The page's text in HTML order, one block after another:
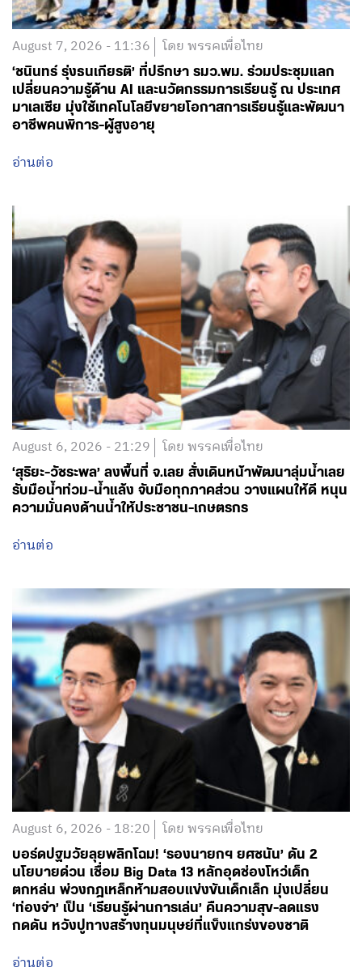
August 7, 2026 - 11:36 โดย พรรคเพื่อไทย
‘ชนินทร์ รุ่งธนเกียรติ’ ที่ปรึกษา รมว.พม. ร่วมประชุมแลก
เปลี่ยนความรู้ด้าน AI และนวัตกรรมการเรียนรู้ ณ ประเทศ
มาเลเซีย มุ่งใช้เทคโนโลยีขยายโอกาสการเรียนรู้และพัฒนา
อาชีพคนพิการ-ผู้สูงอายุ
อ่านต่อ
August 6, 2026 - 21:29 โดย พรรคเพื่อไทย
‘สุริยะ-วัชระพล’ ลงพื้นที่ จ.เลย สั่งเดินหน้าพัฒนาลุ่มน้ำเลย
รับมือน้ำท่วม-น้ำแล้ง จับมือทุกภาคส่วน วางแผนให้ดี หนุน
ความมั่นคงด้านน้ำให้ประชาชน-เกษตรกร
อ่านต่อ
August 6, 2026 - 18:20 โดย พรรคเพื่อไทย
บอร์ดปฐมวัยลุยพลิกโฉม! ‘รองนายกฯ ยศชนัน’ ดัน 2
นโยบายด่วน เชื่อม Big Data 13 หลักอุดช่องโหว่เด็ก
ตกหล่น พ่วงกฎเหล็กห้ามสอบแข่งขันเด็กเล็ก มุ่งเปลี่ยน
‘ท่องจำ’ เป็น ‘เรียนรู้ผ่านการเล่น’ คืนความสุข-ลดแรง
กดดัน หวังปูทางสร้างทุนมนุษย์ที่แข็งแกร่งของชาติ
อ่านต่อ